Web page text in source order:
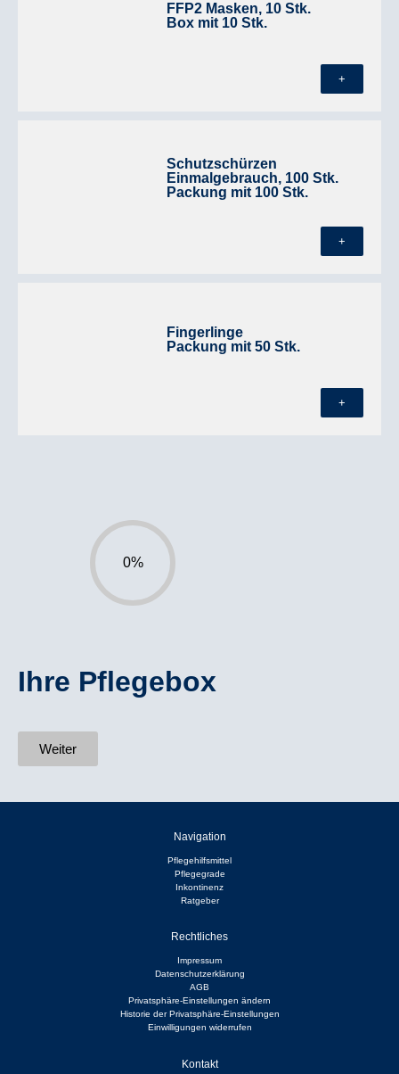
FFP2 Masken, 10 Stk.
Box mit 10 Stk.
+
Schutzschürzen
Einmalgebrauch, 100 Stk.
Packung mit 100 Stk.
+
Fingerlinge
Packung mit 50 Stk.
+
0%
Ihre Pflegebox
Weiter
Navigation
Pflegehilfsmittel
Pflegegrade
Inkontinenz
Ratgeber
Rechtliches
Impressum
Datenschutzerklärung
AGB
Privatsphäre-Einstellungen ändern
Historie der Privatsphäre-Einstellungen
Einwilligungen widerrufen
Kontakt